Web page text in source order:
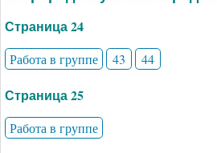
Страница 24
Работа в группе 43 44
Страница 25
Работа в группе